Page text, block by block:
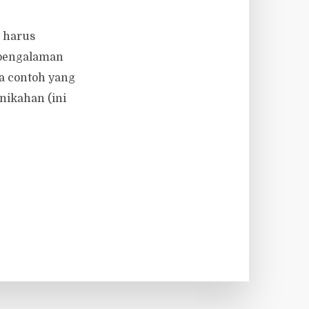
harus
contoh yang
(ini